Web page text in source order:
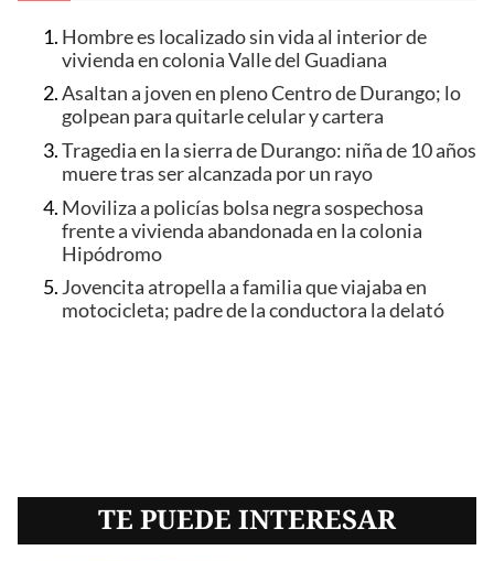
Hombre es localizado sin vida al interior de
vivienda en colonia Valle del Guadiana
Asaltan a joven en pleno Centro de Durango; lo
golpean para quitarle celular y cartera
Tragedia en la sierra de Durango: niña de 10 años
muere tras ser alcanzada por un rayo
Moviliza a policías bolsa negra sospechosa
frente a vivienda abandonada en la colonia
Hipódromo
Jovencita atropella a familia que viajaba en
motocicleta; padre de la conductora la delató
TE PUEDE INTERESAR